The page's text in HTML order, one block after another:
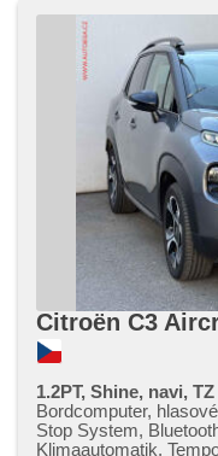
Citroën C3
1.2PT, Shine, navi, TZ
Bordcomputer,
Stop System,
Klimaautomatik,